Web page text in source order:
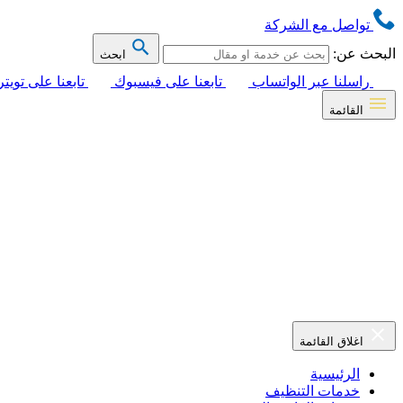
تواصل مع الشركة
البحث عن:
ابحث
راسلنا عبر الواتساب تابعنا على فيسبوك تابعنا على تويتر
القائمة
اغلاق القائمة
الرئيسية
خدمات التنظيف